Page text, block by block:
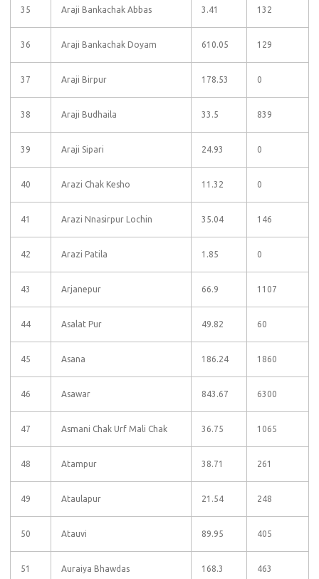
35 Araji Bankachak Abbas 3.41 132
36 Araji Bankachak Doyam 610.05 129
37 Araji Birpur 178.53 0
38 Araji Budhaila 33.5 839
39 Araji Sipari 24.93 0
40 Arazi Chak Kesho 11.32 0
41 Arazi Nnasirpur Lochin 35.04 146
42 Arazi Patila 1.85 0
43 Arjanepur 66.9 1107
44 Asalat Pur 49.82 60
45 Asana 186.24 1860
46 Asawar 843.67 6300
47 Asmani Chak Urf Mali Chak 36.75 1065
48 Atampur 38.71 261
49 Ataulapur 21.54 248
50 Atauvi 89.95 405
51 Auraiya Bhawdas 168.3 463